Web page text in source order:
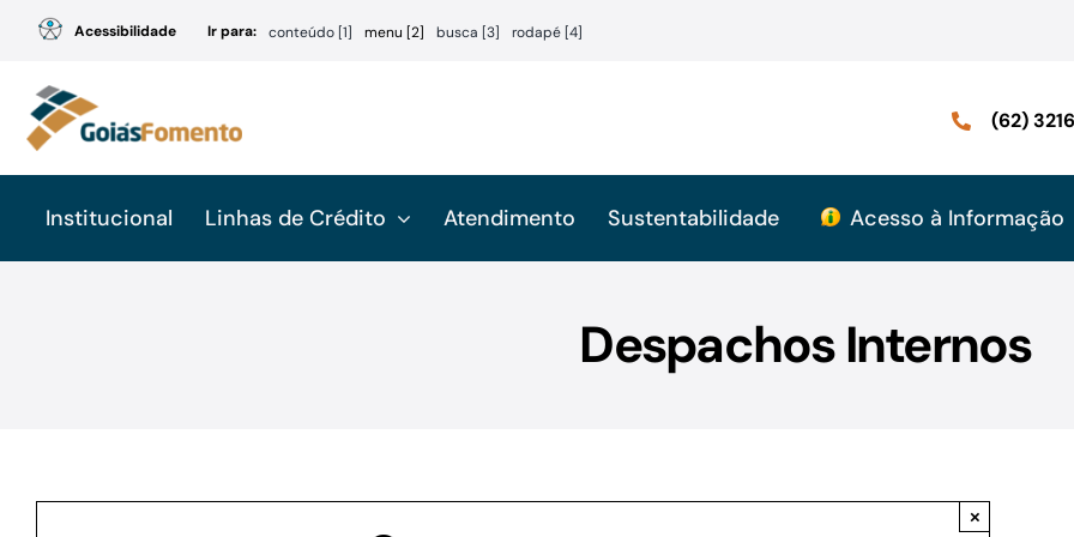
conteúdo
Acessibilidade Ir para: conteúdo [1] menu [2] busca [3] rodapé [4]
(62)
Institucional Linhas de Crédito Atendimento Sustentabilidade Acesso à Informação
Despachos Internos
×